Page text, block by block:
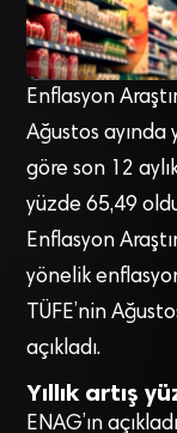
Enflasyon
Ağustos ayında
göre son 12
yüzde 65,49
Enflasyon
yönelik
TÜFE’nin
açıkladı.
Yıllık artış
ENAG’ın